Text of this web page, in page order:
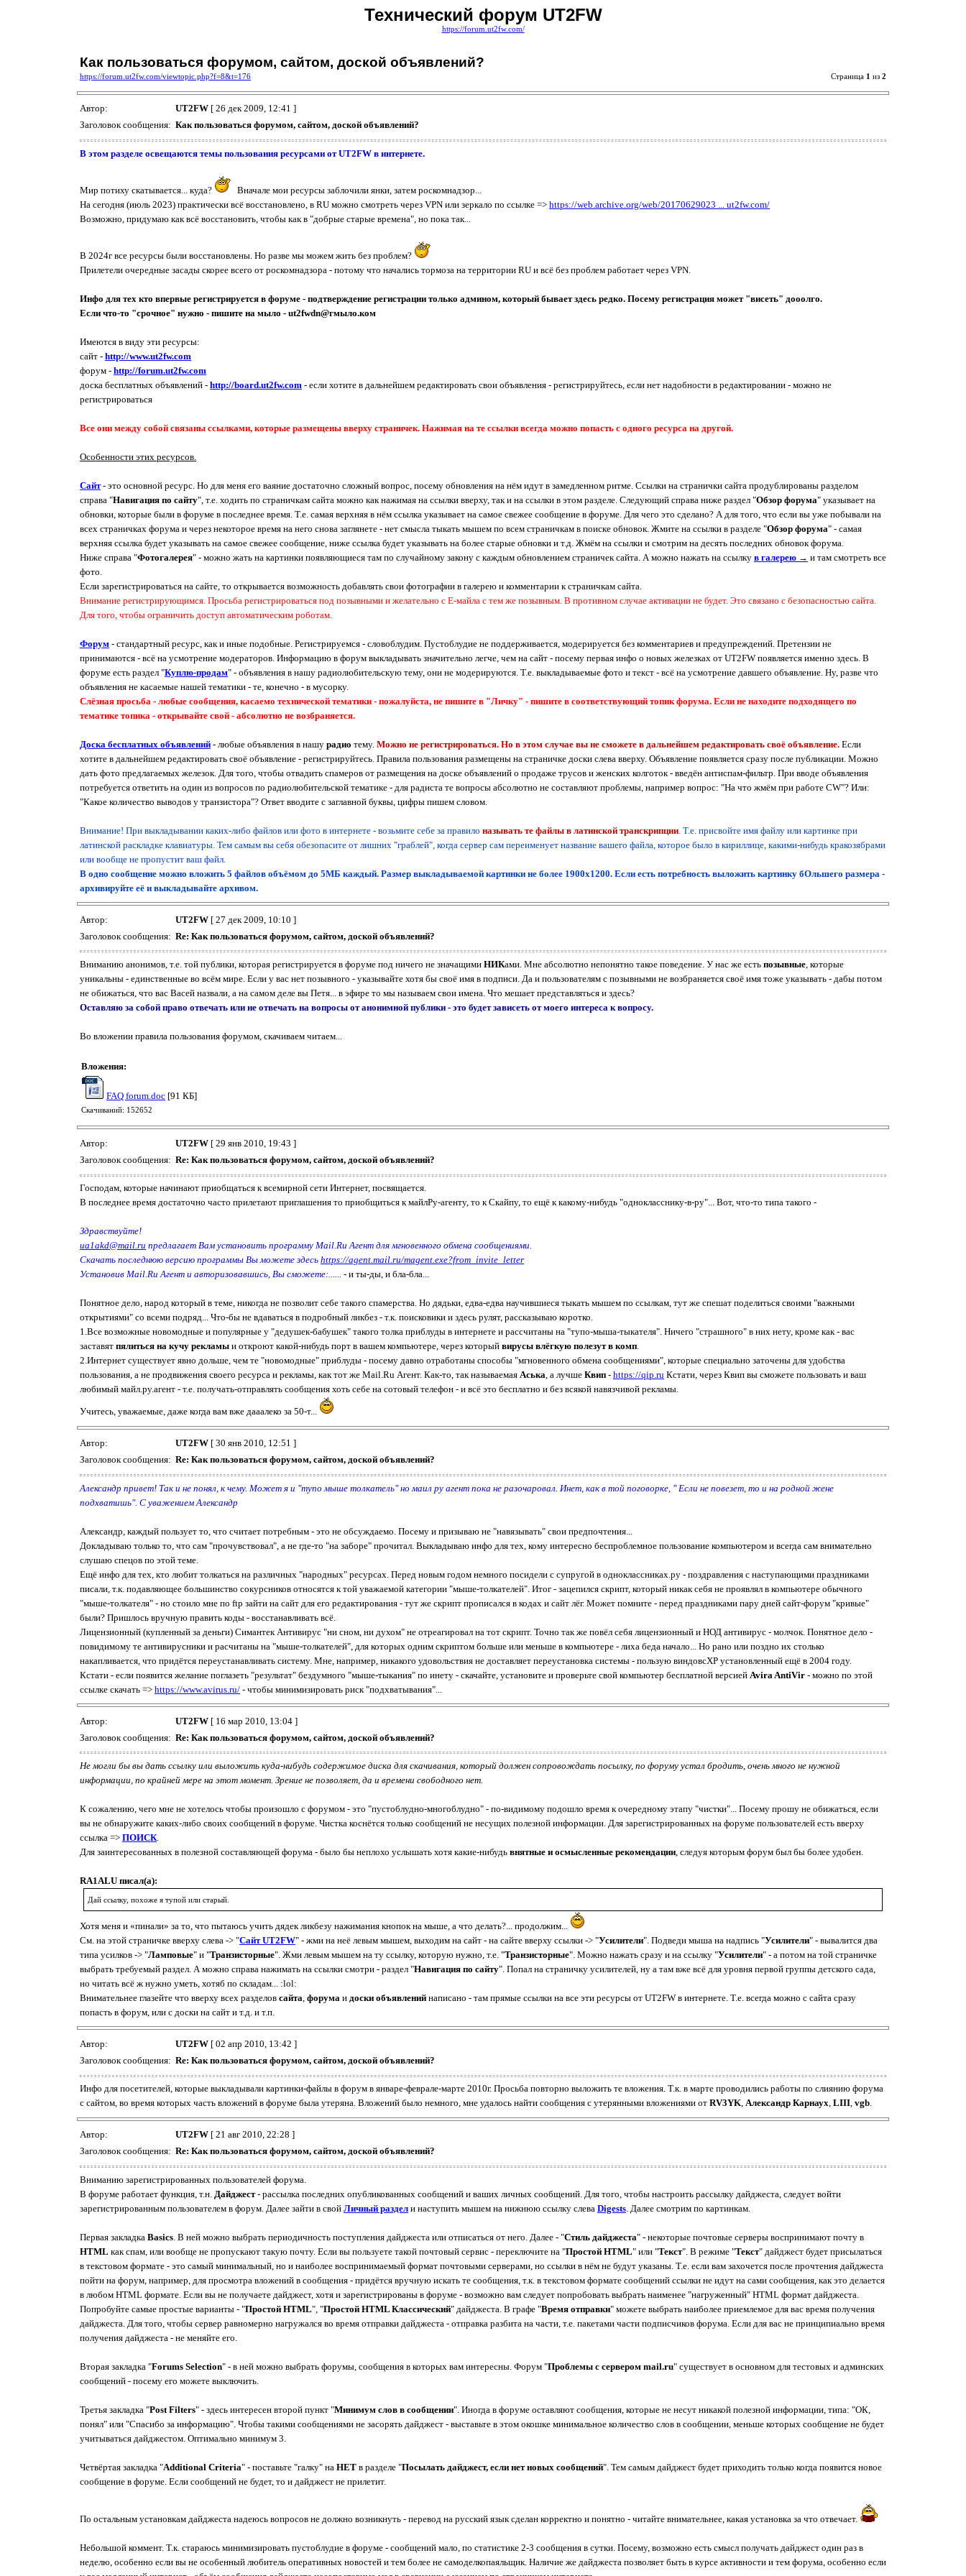
Технический форум UT2FW
https://forum.ut2fw.com/
Как пользоваться форумом, сайтом, доской объявлений?
https://forum.ut2fw.com/viewtopic.php?f=8&t=176 Страница 1 из 2
Автор: UT2FW [ 26 дек 2009, 12:41 ]
Заголовок сообщения: Как пользоваться форумом, сайтом, доской объявлений?
В этом разделе освещаются темы пользования ресурсами от UT2FW в интернете.
Мир потиху скатывается... куда?
Вначале мои ресурсы заблочили янки, затем роскомнадзор...
На сегодня (июль 2023) практически всё восстановлено, в RU можно смотреть через VPN или зеркало по ссылке => https://web.archive.org/web/20170629023 ... ut2fw.com/
Возможно, придумаю как всё восстановить, чтобы как в "добрые старые времена", но пока так...
В 2024г все ресурсы были восстановлены. Но разве мы можем жить без проблем?
Прилетели очередные засады скорее всего от роскомнадзора - потому что начались тормоза на территории RU и всё без проблем работает через VPN.
Инфо для тех кто впервые регистрируется в форуме - подтверждение регистрации только админом, который бывает здесь редко. Посему регистрация может "висеть" дооолго.
Если что-то "срочное" нужно - пишите на мыло - ut2fwdn@гмыло.ком
Имеются в виду эти ресурсы:
сайт - http://www.ut2fw.com
форум - http://forum.ut2fw.com
доска бесплатных объявлений - http://board.ut2fw.com - если хотите в дальнейшем редактировать свои объявления - регистрируйтесь, если нет надобности в редактировании - можно не
регистрироваться
Все они между собой связаны ссылками, которые размещены вверху страничек. Нажимая на те ссылки всегда можно попасть с одного ресурса на другой.
Особенности этих ресурсов.
Сайт- это основной ресурс. Но для меня его ваяние достаточно сложный вопрос, посему обновления на нём идут в замедленном ритме. Ссылки на странички сайта продублированы разделом
справа "Навигация по сайту", т.е. ходить по страничкам сайта можно как нажимая на ссылки вверху, так и на ссылки в этом разделе. Следующий справа ниже раздел "Обзор форума" указывает на
обновки, которые были в форуме в последнее время. Т.е. самая верхняя в нём ссылка указывает на самое свежее сообщение в форуме. Для чего это сделано? А для того, что если вы уже побывали на
всех страничках форума и через некоторое время на него снова заглянете - нет смысла тыкать мышем по всем страничкам в поиске обновок. Жмите на ссылки в разделе "Обзор форума" - самая
верхняя ссылка будет указывать на самое свежее сообщение, ниже ссылка будет указывать на более старые обновки и т.д. Жмём на ссылки и смотрим на десять последних обновок форума.
Ниже справа "Фотогалерея" - можно жать на картинки появляющиеся там по случайному закону с каждым обновлением страничек сайта. А можно нажать на ссылку в галерею → и там смотреть все
фото.
Если зарегистрироваться на сайте, то открывается возможность добавлять свои фотографии в галерею и комментарии к страничкам сайта.
Внимание регистрирующимся. Просьба регистрироваться под позывными и желательно с Е-майла с тем же позывным. В противном случае активации не будет. Это связано с безопасностью сайта.
Для того, чтобы ограничить доступ автоматическим роботам.
Форум - стандартный ресурс, как и иные подобные. Регистрируемся - словоблудим. Пустоблудие не поддерживается, модерируется без комментариев и предупреждений. Претензии не
принимаются - всё на усмотрение модераторов. Информацию в форум выкладывать значительно легче, чем на сайт - посему первая инфо о новых железках от UT2FW появляется именно здесь. В
форуме есть раздел "Куплю-продам" - объявления в нашу радиолюбительскую тему, они не модерируются. Т.е. выкладываемые фото и текст - всё на усмотрение давшего объявление. Ну, разве что
объявления не касаемые нашей тематики - те, конечно - в мусорку.
Слёзная просьба - любые сообщения, касаемо технической тематики - пожалуйста, не пишите в "Личку" - пишите в соответствующий топик форума. Если не находите подходящего по
тематике топика - открывайте свой - абсолютно не возбраняется.
Доска бесплатных объявлений - любые объявления в нашу радио тему. Можно не регистрироваться. Но в этом случае вы не сможете в дальнейшем редактировать своё объявление. Если
хотите в дальнейшем редактировать своё объявление - регистрируйтесь. Правила пользования размещены на страничке доски слева вверху. Объявление появляется сразу после публикации. Можно
дать фото предлагаемых железок. Для того, чтобы отвадить спамеров от размещения на доске объявлений о продаже трусов и женских колготок - введён антиспам-фильтр. При вводе объявления
потребуется ответить на один из вопросов по радиолюбительской тематике - для радиста те вопросы абсолютно не составляют проблемы, например вопрос: "На что жмём при работе CW"? Или:
"Какое количество выводов у транзистора"? Ответ вводите с заглавной буквы, цифры пишем словом.
Внимание! При выкладывании каких-либо файлов или фото в интернете - возьмите себе за правило называть те файлы в латинской транскрипции . Т.е. присвойте имя файлу или картинке при
латинской раскладке клавиатуры. Тем самым вы себя обезопасите от лишних "граблей", когда сервер сам переименует название вашего файла, которое было в кириллице, какими-нибудь кракозябрами
или вообще не пропустит ваш файл.
В одно сообщение можно вложить 5 файлов объёмом до 5МБ каждый. Размер выкладываемой картинки не более 1900х1200. Если есть потребность выложить картинку бОльшего размера -
архивируйте её и выкладывайте архивом.
Автор: UT2FW [ 27 дек 2009, 10:10 ]
Заголовок сообщения: Re: Как пользоваться форумом, сайтом, доской объявлений?
Вниманию анонимов, т.е. той публики, которая регистрируется в форуме под ничего не значащими НИКами. Мне абсолютно непонятно такое поведение. У нас же есть позывные , которые
уникальны - единственные во всём мире. Если у вас нет позывного - указывайте хотя бы своё имя в подписи. Да и пользователям с позывными не возбраняется своё имя тоже указывать - дабы потом
не обижаться, что вас Васей назвали, а на самом деле вы Петя... в эфире то мы называем свои имена. Что мешает представляться и здесь?
Оставляю за собой право отвечать или не отвечать на вопросы от анонимной публики - это будет зависеть от моего интереса к вопросу.
Во вложении правила пользования форумом, скачиваем читаем...
Вложения:
FAQ forum.doc [91 КБ]
Скачиваний: 152652
Автор: UT2FW [ 29 янв 2010, 19:43 ]
Заголовок сообщения: Re: Как пользоваться форумом, сайтом, доской объявлений?
Господам, которые начинают приобщаться к всемирной сети Интернет, посвящается.
В последнее время достаточно часто прилетают приглашения то приобщиться к майлРу-агенту, то к Скайпу, то ещё к какому-нибудь "однокласснику-в-ру"... Вот, что-то типа такого -
Здравствуйте!
ua1akd@mail.ru предлагает Вам установить программу Mail.Ru Агент для мгновенного обмена сообщениями.
Скачать последнюю версию программы Вы можете здесь https://agent.mail.ru/magent.exe?from_invite_letter
Установив Mail.Ru Агент и авторизовавшись, Вы сможете:...... - и ты-ды, и бла-бла...
Понятное дело, народ который в теме, никогда не позволит себе такого спамерства. Но дядьки, едва-едва научившиеся тыкать мышем по ссылкам, тут же спешат поделиться своими "важными
открытиями" со всеми подряд... Что-бы не вдаваться в подробный ликбез - т.к. поисковики и здесь рулят, рассказываю коротко.
1.Все возможные новомодные и популярные у "дедушек-бабушек" такого толка приблуды в интернете и рассчитаны на "тупо-мыша-тыкателя". Ничего "страшного" в них нету, кроме как - вас
заставят пялиться на кучу рекламы и откроют какой-нибудь порт в вашем компьютере, через который вирусы влёгкую полезут в комп.
2.Интернет существует явно дольше, чем те "новомодные" приблуды - посему давно отработаны способы "мгновенного обмена сообщениями", которые специально заточены для удобства
пользования, а не продвижения своего ресурса и рекламы, как тот же Mail.Ru Агент. Как-то, так называемая Аська, а лучше Квип - https://qip.ru Кстати, через Квип вы сможете пользовать и ваш
любимый майл.ру.агент - т.е. получать-отправлять сообщения хоть себе на сотовый телефон - и всё это бесплатно и без всякой навязчивой рекламы.
Учитесь, уважаемые, даже когда вам вже дааалеко за 50-т...
Автор: UT2FW [ 30 янв 2010, 12:51 ]
Заголовок сообщения: Re: Как пользоваться форумом, сайтом, доской объявлений?
Александр привет! Так и не понял, к чему. Может я и "тупо мыше толкатель" но маил ру агент пока не разочаровал. Инет, как в той поговорке, " Если не повезет, то и на родной жене
подхватишь". С уважением Александр
Александр, каждый пользует то, что считает потребным - это не обсуждаемо. Посему и призываю не "навязывать" свои предпочтения...
Докладываю только то, что сам "прочувствовал", а не где-то "на заборе" прочитал. Выкладываю инфо для тех, кому интересно беспроблемное пользование компьютером и всегда сам внимательно
слушаю спецов по этой теме.
Ещё инфо для тех, кто любит толкаться на различных "народных" ресурсах. Перед новым годом немного посидели с супругой в одноклассниках.ру - поздравления с наступающими праздниками
писали, т.к. подавляющее большинство сокурсников относятся к той уважаемой категории "мыше-толкателей". Итог - зацепился скрипт, который никак себя не проявлял в компьютере обычного
"мыше-толкателя" - но стоило мне по ftp зайти на сайт для его редактирования - тут же скрипт прописался в кодах и сайт лёг. Может помните - перед праздниками пару дней сайт-форум "кривые"
были? Пришлось вручную править коды - восстанавливать всё.
Лицензионный (купленный за деньги) Симантек Антивирус "ни сном, ни духом" не отреагировал на тот скрипт. Точно так же повёл себя лицензионный и НОД антивирус - молчок. Понятное дело -
повидимому те антивирусники и расчитаны на "мыше-толкателей", для которых одним скриптом больше или меньше в компьютере - лиха беда начало... Но рано или поздно их столько
накапливается, что придётся переустанавливать систему. Мне, например, никакого удовольствия не доставляет переустановка системы - пользую виндовсХР установленный ещё в 2004 году.
Кстати - если появится желание поглазеть "результат" бездумного "мыше-тыкания" по инету - скачайте, установите и проверьте свой компьютер бесплатной версией Avira AntiVir - можно по этой
ссылке скачать => https://www.avirus.ru/ - чтобы минимизировать риск "подхватывания"...
Автор: UT2FW [ 16 мар 2010, 13:04 ]
Заголовок сообщения: Re: Как пользоваться форумом, сайтом, доской объявлений?
Не могли бы вы дать ссылку или выложить куда-нибудь содержимое диска для скачивания, который должен сопровождать посылку, по форуму устал бродить, очень много не нужной
информации, по крайней мере на этот момент. Зрение не позволяет, да и времени свободного нет.
К сожалению, чего мне не хотелось чтобы произошло с форумом - это "пустоблудно-многоблудно" - по-видимому подошло время к очередному этапу "чистки"... Посему прошу не обижаться, если
вы не обнаружите каких-либо своих сообщений в форуме. Чистка коснётся только сообщений не несущих полезной информации. Для зарегистрированных на форуме пользователей есть вверху
ссылка => ПОИСК
Для заинтересованных в полезной составляющей форума - было бы неплохо услышать хотя какие-нибудь внятные и осмысленные рекомендации , следуя которым форум был бы более удобен.
RA1ALU писал(а):
Дай ссылку, похоже я тупой или старый.
Хотя меня и «пинали» за то, что пытаюсь учить дядек ликбезу нажимания кнопок на мыше, а что делать?... продолжим...
См. на этой страничке вверху слева -> "Сайт UT2FW" - жми на неё левым мышем, выходим на сайт - на сайте вверху ссылки -> "Усилители". Подведи мыша на надпись "Усилители" - вывалится два
типа усилков -> "Ламповые" и "Транзисторные". Жми левым мышем на ту ссылку, которую нужно, т.е. "Транзисторные". Можно нажать сразу и на ссылку "Усилители" - а потом на той страничке
выбрать требуемый раздел. А можно справа нажимать на ссылки смотри - раздел "Навигация по сайту". Попал на страничку усилителей, ну а там вже всё для уровня первой группы детского сада,
но читать всё ж нужно уметь, хотяб по складам... :lol:
Внимательнее глазейте что вверху всех разделов сайта форума и доски объявлений написано - там прямые ссылки на все эти ресурсы от UT2FW в интернете. Т.е. всегда можно с сайта сразу
попасть в форум, или с доски на сайт и т.д. и т.п.
Автор: UT2FW [ 02 апр 2010, 13:42 ]
Заголовок сообщения: Re: Как пользоваться форумом, сайтом, доской объявлений?
Инфо для посетителей, которые выкладывали картинки-файлы в форум в январе-феврале-марте 2010г. Просьба повторно выложить те вложения. Т.к. в марте проводились работы по слиянию форума
с сайтом, во время которых часть вложений в форуме была утеряна. Вложений было немного, мне удалось найти сообщения с утерянными вложениями от RV3YK, Александр Карнаух, LIII, vgb.
Автор: UT2FW [ 21 авг 2010, 22:28 ]
Заголовок сообщения: Re: Как пользоваться форумом, сайтом, доской объявлений?
Вниманию зарегистрированных пользователей форума.
В форуме работает функция, т.н. Дайджест- рассылка последних опубликованных сообщений и ваших личных сообщений. Для того, чтобы настроить рассылку дайджеста, следует войти
зарегистрированным пользователем в форум. Далее зайти в свой Личный раздел и наступить мышем на нижнюю ссылку слева Digests . Далее смотрим по картинкам.
Первая закладка Basics . В ней можно выбрать периодичность поступления дайджеста или отписаться от него. Далее - "Стиль дайджеста" - некоторые почтовые серверы воспринимают почту в
HTML как спам, или вообще не пропускают такую почту. Если вы пользуете такой почтовый сервис - переключите на "Простой HTML" или "Текст". В режиме "Текст" дайджест будет присылаться
в текстовом формате - это самый минимальный, но и наиболее воспринимаемый формат почтовыми серверами, но ссылки в нём не будут указаны. Т.е. если вам захочется после прочтения дайджеста
пойти на форум, например, для просмотра вложений в сообщения - придётся вручную искать те сообщения, т.к. в текстовом формате сообщений ссылки не идут на сами сообщения, как это делается
в любом HTML формате. Если вы не получаете дайджест, хотя и зарегистрированы в форуме - возможно вам следует попробовать выбрать наименее "нагруженный" HTML формат дайджеста.
Попробуйте самые простые варианты - "Простой HTML", "Простой HTML Классический" дайджеста. В графе "Время отправки" можете выбрать наиболее приемлемое для вас время получения
дайджеста. Для того, чтобы сервер равномерно нагружался во время отправки дайджеста - отправка разбита на части, т.е. пакетами части подписчиков форума. Если для вас не принципиально время
получения дайджеста - не меняйте его.
Вторая закладка "Forums Selection" - в ней можно выбрать форумы, сообщения в которых вам интересны. Форум "Проблемы с сервером mail.ru" существует в основном для тестовых и админских
сообщений - посему его можете выключить.
Третья закладка "Post Filters" - здесь интересен второй пункт "Минимум слов в сообщении". Иногда в форуме оставляют сообщения, которые не несут никакой полезной информации, типа: "ОК,
понял" или "Спасибо за информацию". Чтобы такими сообщениями не засорять дайджест - выставьте в этом окошке минимальное количество слов в сообщении, меньше которых сообщение не будет
учитываться дайджестом. Оптимально минимум 3.
Четвёртая закладка "Additional Criteria" - поставьте "галку" на НЕТ в разделе "Посылать дайджест, если нет новых сообщений". Тем самым дайджест будет приходить только когда появится новое
сообщение в форуме. Если сообщений не будет, то и дайджест не прилетит.
По остальным установкам дайджеста надеюсь вопросов не должно возникнуть - перевод на русский язык сделан корректно и понятно - читайте внимательнее, какая установка за что отвечает.
Небольшой коммент. Т.к. стараюсь минимизировать пустоблудие в форуме - сообщений мало, по статистике 2-3 сообщения в сутки. Посему, возможно есть смысл получать дайджест один раз в
неделю, особенно если вы не особенный любитель оперативных новостей и тем более не самоделкопаяльщик. Наличие же дайджеста позволяет быть в курсе активности и тем форума, особенно если